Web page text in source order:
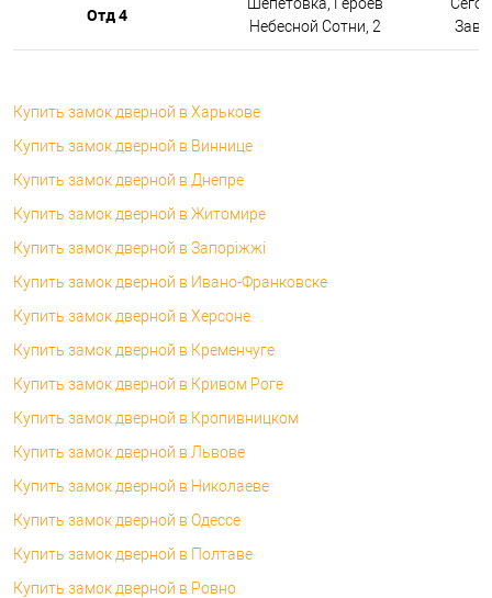
Отд 4
Небесной Сотни, 2
Купить замок дверной в Харькове
Купить замок дверной в Виннице
Купить замок дверной в Днепре
Купить замок дверной в Житомире
Купить замок дверной в Запоріжжі
Купить замок дверной в Ивано-Франковске
Купить замок дверной в Херсоне
Купить замок дверной в Кременчуге
Купить замок дверной в Кривом Роге
Купить замок дверной в Кропивницком
Купить замок дверной в Львове
Купить замок дверной в Николаеве
Купить замок дверной в Одессе
Купить замок дверной в Полтаве
Купить замок дверной в Ровно